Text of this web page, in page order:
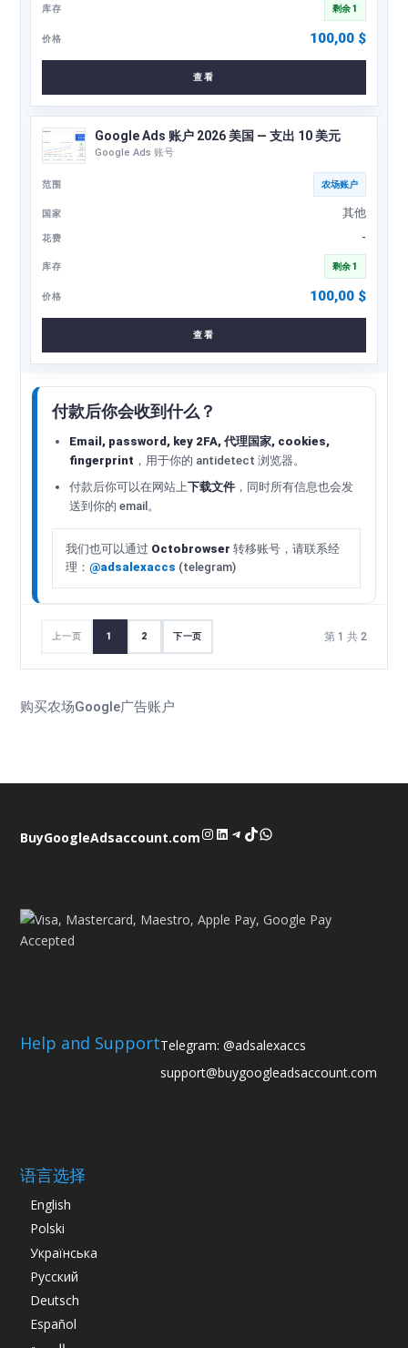
剩余 1
100,00 $
查看
Google Ads 账户 2026 美国 — 支出 10 美元
Google Ads 账号
农场账户
其他
-
剩余 1
100,00 $
查看
付款后你会收到什么？
Email, password, key 2FA, 代理国家, cookies,
fingerprint ，用于你的 antidetect 浏览器。
付款后你可以在网站上下载文件 ，同时所有信息也会发
送到你的 email。
我们也可以通过 Octobrowser 转移账号，请联系经
理：@adsalexaccs (telegram)
上一页 1 2 下一页 第 1 共 2
购买农场Google广告账户
BuyGoogleAdsaccount.comInstagram
LinkedIn
Telegram
TikTok
WhatsApp
Help and SupportTelegram: @adsalexaccs
support@buygoogleadsaccount.com
语言选择
English
Polski
Українська
Русский
Deutsch
Español